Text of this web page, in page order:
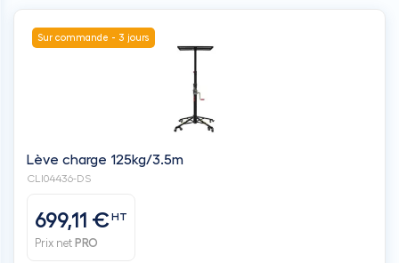
Sur commande - 3 jours
Lève charge 125kg/3.5m
CLI04436-DS
699,11 €HT
Prix net PRO